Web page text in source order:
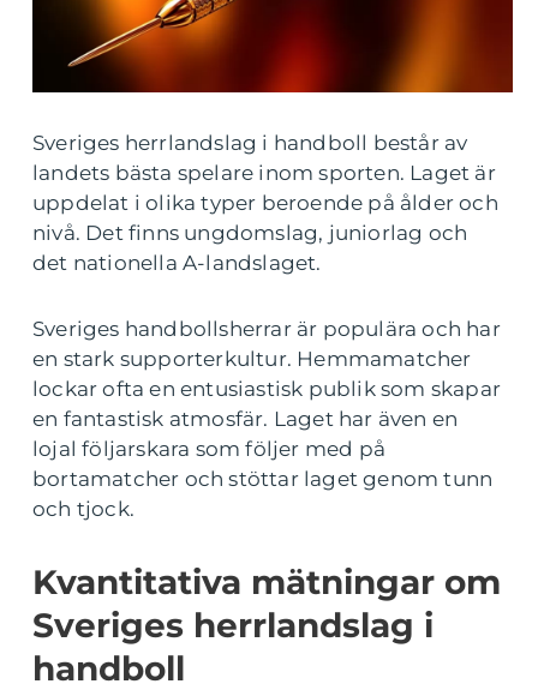
Sveriges herrlandslag i handboll består av
landets bästa spelare inom sporten. Laget är
uppdelat i olika typer beroende på ålder och
nivå. Det finns ungdomslag, juniorlag och
det nationella A-landslaget.
Sveriges handbollsherrar är populära och har
en stark supporterkultur. Hemmamatcher
lockar ofta en entusiastisk publik som skapar
en fantastisk atmosfär. Laget har även en
lojal följarskara som följer med på
bortamatcher och stöttar laget genom tunn
och tjock.
Kvantitativa mätningar om
Sveriges herrlandslag i
handboll